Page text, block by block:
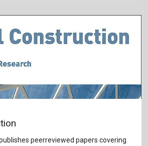
peerreviewed papers covering